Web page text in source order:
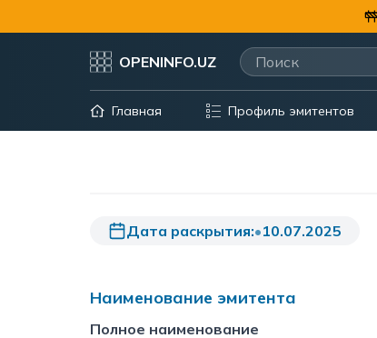
OPENINFO.UZ
Главная Профиль эмитентов
Дата раскрытия:•10.07.2025
Наименование эмитента
Полное наименование